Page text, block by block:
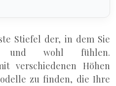
Stiefel der, in dem Sie
und wohl fühlen.
verschiedenen Höhen
zu finden, die Ihre